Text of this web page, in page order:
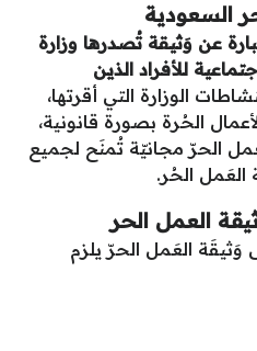
السعودية
عن وَثيقة تُصدرها وزارة
للأفراد الذين
الوزارة التي أقرتها،
الحُرة بصورة قانونية،
الحرّ مجانيّة تُمنَح لجميع
العَمل الحُر.
العمل الحر
العَمل الحرّ يلزم